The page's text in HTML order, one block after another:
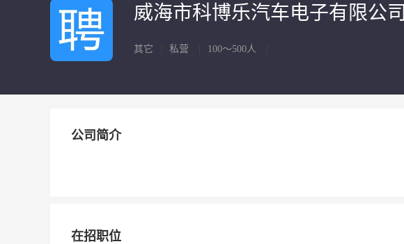
威海市科博乐汽车电子有限公司
其它 私营 100～500人
公司简介
在招职位